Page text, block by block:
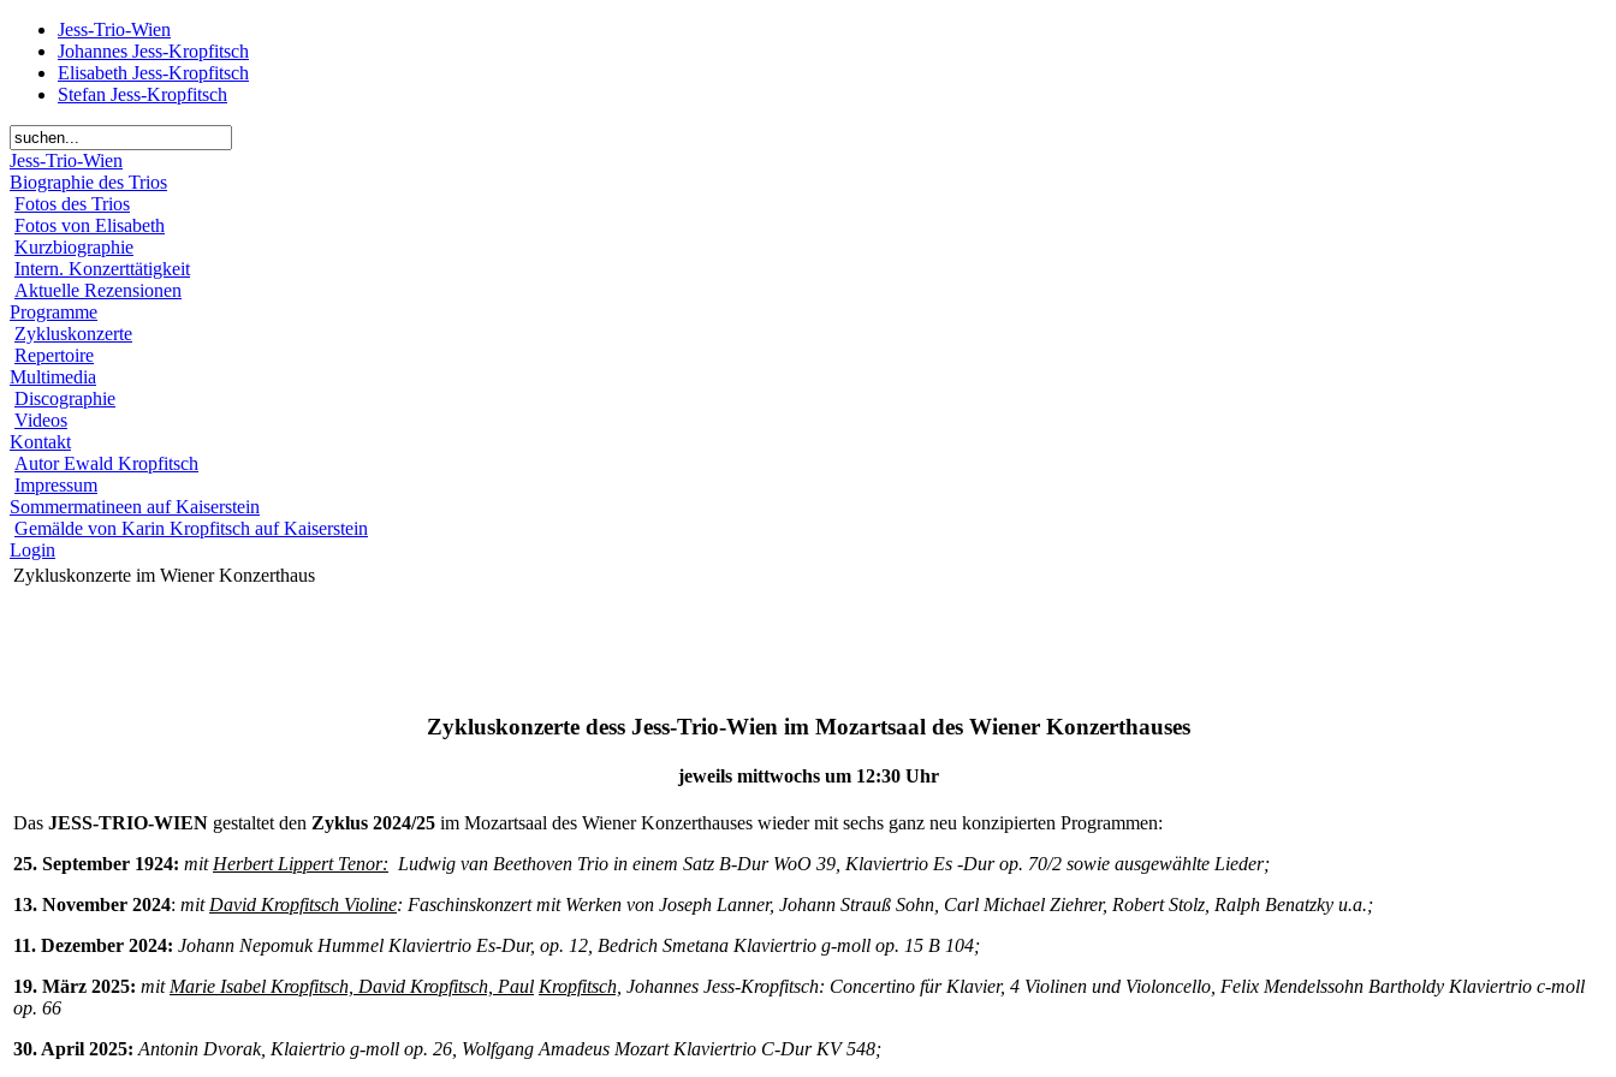
Jess-Trio-Wien
Johannes Jess-Kropfitsch
Elisabeth Jess-Kropfitsch
Stefan Jess-Kropfitsch
Jess-Trio-Wien
Biographie des Trios
Fotos des Trios
Fotos von Elisabeth
Kurzbiographie
Intern. Konzerttätigkeit
Aktuelle Rezensionen
Programme
Zykluskonzerte
Repertoire
Multimedia
Discographie
Videos
Kontakt
Autor Ewald Kropfitsch
Impressum
Sommermatineen auf Kaiserstein
Gemälde von Karin Kropfitsch auf Kaiserstein
Login
Zykluskonzerte im Wiener Konzerthaus
Zykluskonzerte dess Jess-Trio-Wien im Mozartsaal des Wiener Konzerthauses
jeweils mittwochs um 12:30 Uhr
Das JESS-TRIO-WIEN gestaltet den Zyklus 2024/25 im Mozartsaal des Wiener Konzerthauses wieder mit sechs ganz neu konzipierten Programmen:
25. September 1924: mit Herbert Lippert Tenor: Ludwig van Beethoven Trio in einem Satz B-Dur WoO 39, Klaviertrio Es -Dur op. 70/2 sowie ausgewählte Lieder;
13. November 2024: mit David Kropfitsch Violine: Faschinskonzert mit Werken von Joseph Lanner, Johann Strauß Sohn, Carl Michael Ziehrer, Robert Stolz, Ralph Benatzky u.a.;
11. Dezember 2024: Johann Nepomuk Hummel Klaviertrio Es-Dur, op. 12, Bedrich Smetana Klaviertrio g-moll op. 15 B 104;
19. März 2025: mit Marie Isabel Kropfitsch, David Kropfitsch, Paul Kropfitsch, Johannes Jess-Kropfitsch: Concertino für Klavier, 4 Violinen und Violoncello, Felix Mendelssohn Bartholdy Klaviertrio c-moll
op. 66
30. April 2025: Antonin Dvorak, Klaiertrio g-moll op. 26, Wolfgang Amadeus Mozart Klaviertrio C-Dur KV 548;